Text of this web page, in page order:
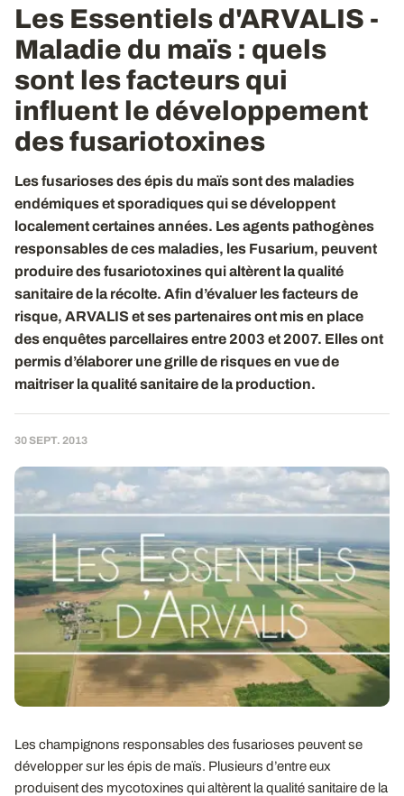
Les Essentiels d'ARVALIS -
Maladie du maïs : quels
sont les facteurs qui
influent le développement
des fusariotoxines
Les fusarioses des épis du maïs sont des maladies
endémiques et sporadiques qui se développent
localement certaines années. Les agents pathogènes
responsables de ces maladies, les Fusarium, peuvent
produire des fusariotoxines qui altèrent la qualité
sanitaire de la récolte. Afin d’évaluer les facteurs de
risque, ARVALIS et ses partenaires ont mis en place
des enquêtes parcellaires entre 2003 et 2007. Elles ont
permis d’élaborer une grille de risques en vue de
maitriser la qualité sanitaire de la production.
30 SEPT. 2013
Les champignons responsables des fusarioses peuvent se
développer sur les épis de maïs. Plusieurs d’entre eux
produisent des mycotoxines qui altèrent la qualité sanitaire de la